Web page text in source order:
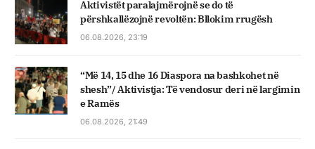
Aktivistët paralajmërojnë se do të
përshkallëzojnë revoltën: Bllokim rrugësh
06.08.2026, 23:19
“Më 14, 15 dhe 16 Diaspora na bashkohet në
shesh”/ Aktivistja: Të vendosur deri në largimin
e Ramës
06.08.2026, 21:49